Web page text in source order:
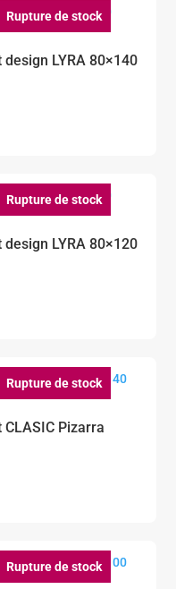
Rupture de stock
LYRA 80×140
Rupture de stock
LYRA 80×120
Rupture de stock
Pizarra
Rupture de stock